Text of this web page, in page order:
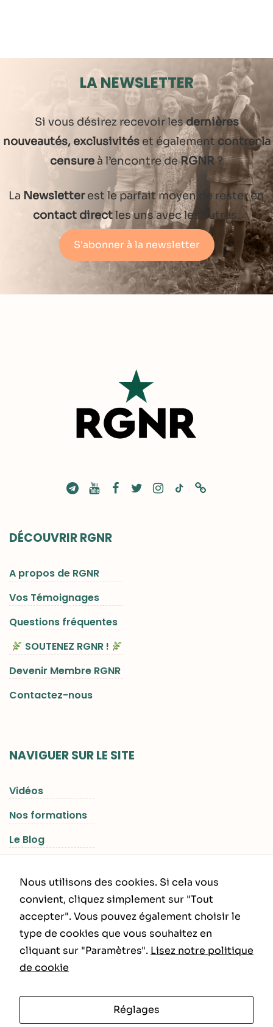
LA NEWSLETTER
Si vous désirez recevoir lesdernières
nouveautés, exclusivitéset également contrer la
censureà l’encontre deRGNR?
La Newsletterest le parfait moyen de rester en
contact directles uns avec les autres.
S'abonner à la newsletter
DÉCOUVRIR RGNR
A propos de RGNR
Vos Témoignages
Questions fréquentes
SOUTENEZ RGNR !
Devenir Membre RGNR
Contactez-nous
NAVIGUER SUR LE SITE
Vidéos
Nos formations
Le Blog
INFORMATIONS LÉGALES
Politique de Confidentialité
Nous utilisons des cookies. Si cela vous
convient, cliquez simplement sur "Tout
accepter". Vous pouvez également choisir le
type de cookies que vous souhaitez en
cliquant sur "Paramètres". Lisez notre politique
de cookie
Réglages